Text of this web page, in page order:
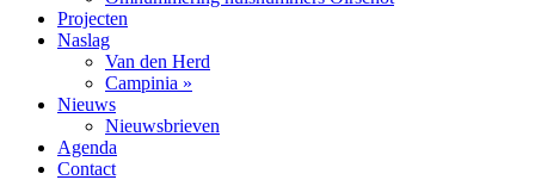
Projecten
Naslag
Van den Herd
Campinia »
Nieuws
Nieuwsbrieven
Agenda
Contact